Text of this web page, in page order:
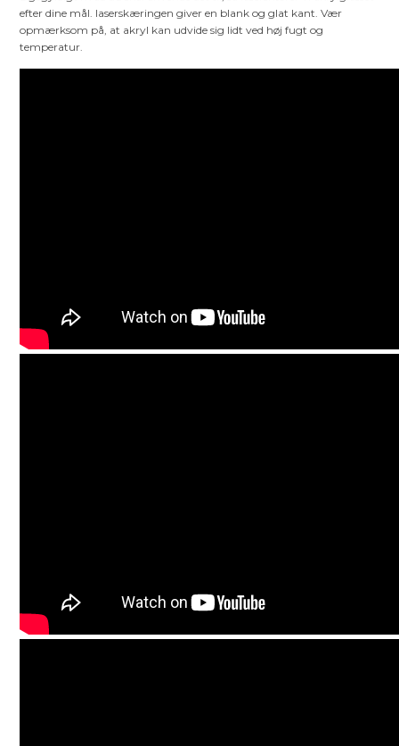
efter dine mål. laserskæringen giver en blank og glat kant. Vær
opmærksom på, at akryl kan udvide sig lidt ved høj fugt og
temperatur.